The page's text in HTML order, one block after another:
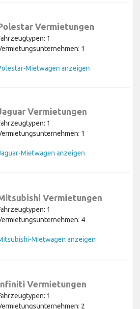
Vermietungen
1
1
Mietwagen anzeigen
Vermietungen
1
1
Mietwagen anzeigen
Vermietungen
1
4
Mietwagen anzeigen
Vermietungen
1
2